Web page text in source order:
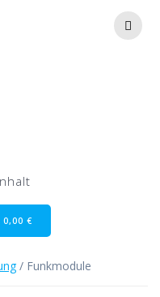
0,00 €
/ Funkmodule